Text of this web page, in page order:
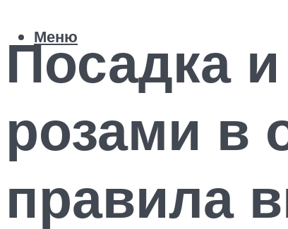
Меню
Посадка
розами в
правила